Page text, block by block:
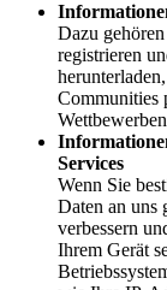
Dazu
registrieren
Communities
Services
Wenn Sie
Daten an uns
verbessern
Ihrem Gerät